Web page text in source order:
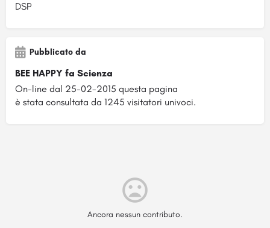
DSP
Pubblicato da
BEE HAPPY fa Scienza
On-line dal 25-02-2015 questa pagina
è stata consultata da 1245 visitatori univoci.
Ancora nessun contributo.